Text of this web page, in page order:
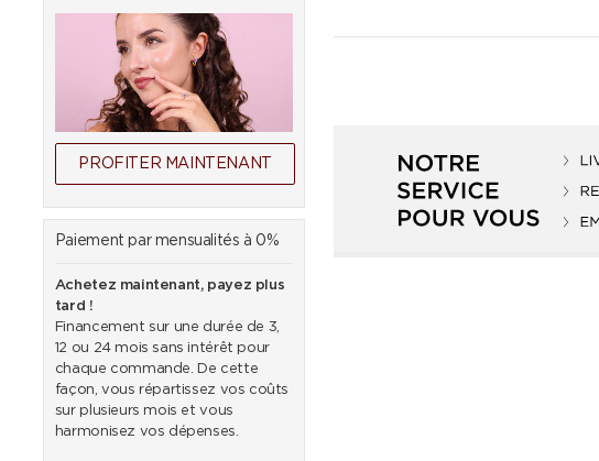
PROFITER MAINTENANT
Paiement par mensualités à 0%
Achetez maintenant, payez plus
tard !
Financement sur une durée de 3,
12 ou 24 mois sans intérêt pour
chaque commande. De cette
façon, vous répartissez vos coûts
sur plusieurs mois et vous
harmonisez vos dépenses.